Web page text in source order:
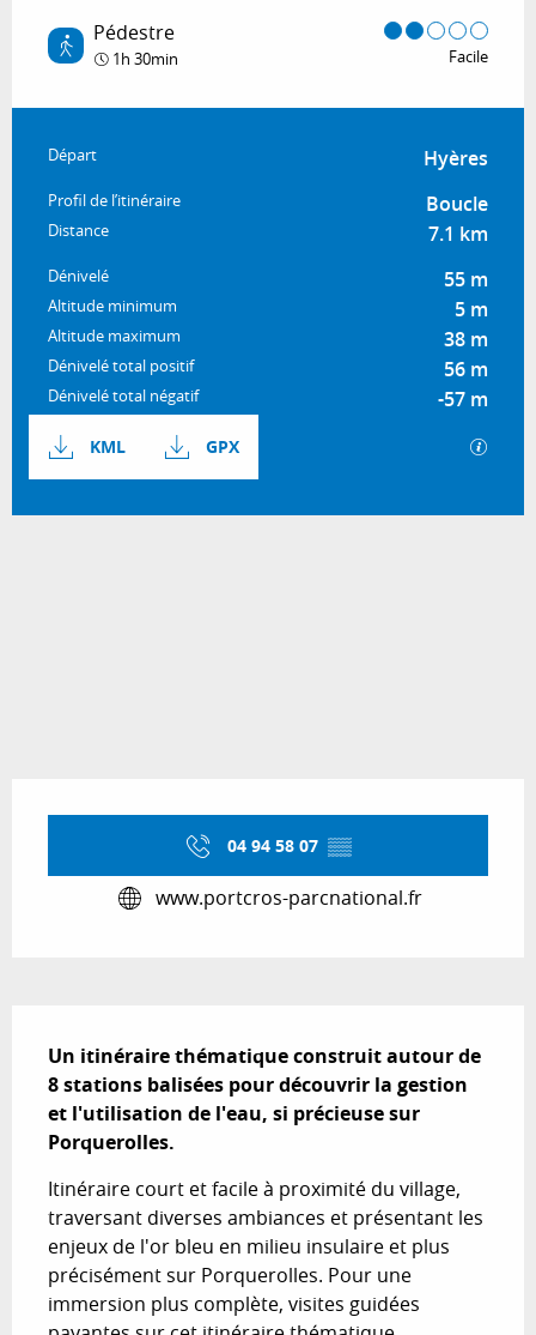
Pédestre
1h 30min Facile
Informations pratiques
Départ Hyères
Profil de l’itinéraire Boucle
Distance 7.1 km
Dénivelé 55 m
Altitude minimum 5 m
Altitude maximum 38 m
Dénivelé total positif 56 m
Dénivelé total négatif -57 m
Documentation
KML GPX
04 94 58 07 ▒▒
www.portcros-parcnational.fr
Un itinéraire thématique construit autour de
8 stations balisées pour découvrir la gestion
et l'utilisation de l'eau, si précieuse sur
Porquerolles.
Itinéraire court et facile à proximité du village,
traversant diverses ambiances et présentant les
enjeux de l'or bleu en milieu insulaire et plus
précisément sur Porquerolles. Pour une
immersion plus complète, visites guidées